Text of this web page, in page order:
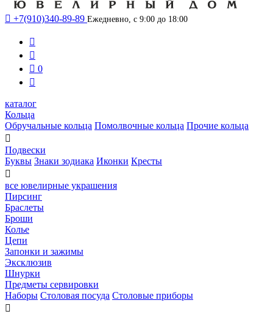
 +7(910)340-89-89 Ежедневно, с 9:00 до 18:00


 0

каталог
Кольца
Обручальные кольца Помолвочные кольца Прочие кольца

Подвески
Буквы Знаки зодиака Иконки Кресты

все ювелирные украшения
Пирсинг
Браслеты
Броши
Колье
Цепи
Запонки и зажимы
Эксклюзив
Шнурки
Предметы сервировки
Наборы Столовая посуда Столовые приборы
